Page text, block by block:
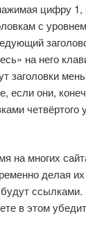
цифру 1,
с
на него
заголовки
если они,
на многих
делая
будут
в этом